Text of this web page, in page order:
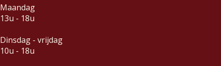
Maandag
13u - 18u
Dinsdag - vrijdag
10u - 18u